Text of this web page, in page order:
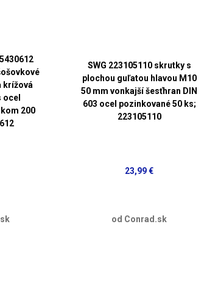
krížová
ocel
200
SWG 223105110 skrutky s
plochou guľatou hlavou M10
50 mm vonkajší šesťhran DIN
603 ocel pozinkované 50 ks;
223105110
23,99 €
od Conrad.sk